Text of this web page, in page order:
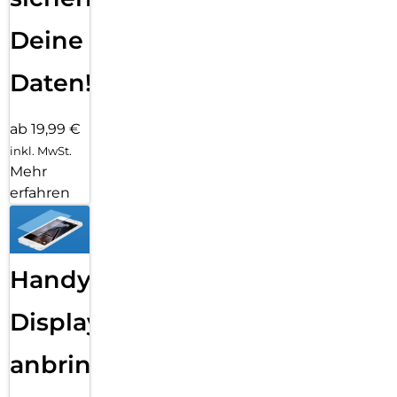
Deine
Daten!
ab 19,99 €
inkl. MwSt.
Mehr
erfahren
Handy
Displayfolie
anbringen